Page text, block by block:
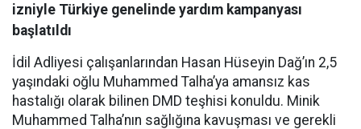
izniyle Türkiye genelinde yardım kampanyası
başlatıldı
İdil Adliyesi çalışanlarından Hasan Hüseyin Dağ’ın 2,5
yaşındaki oğlu Muhammed Talha’ya amansız kas
hastalığı olarak bilinen DMD teşhisi konuldu. Minik
Muhammed Talha’nın sağlığına kavuşması ve gerekli